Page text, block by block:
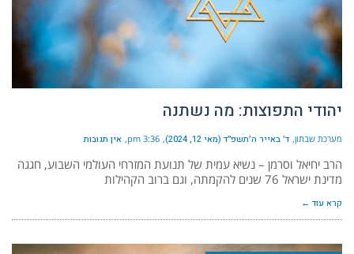
יהודי התפוצות: מה נשתנה
מערכת שבתון ד׳ באייר ה׳תשפ״ד (מאי 12, 2024) 3:36 pm אין תגובות
הרב יחיאל וסרמן – נשיא עמית של תנועת המזרחי העולמי השבוע, חגגה
מדינת ישראל 76 שנים להקמתה, וגם ברוב הקהילות
קרא עוד ←